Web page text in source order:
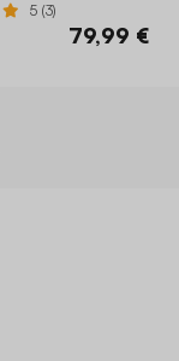
5 (3)
79,99 €